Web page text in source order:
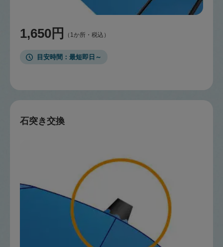
1,650円 （1か所・税込）
目安時間 最短即日～
石突き交換